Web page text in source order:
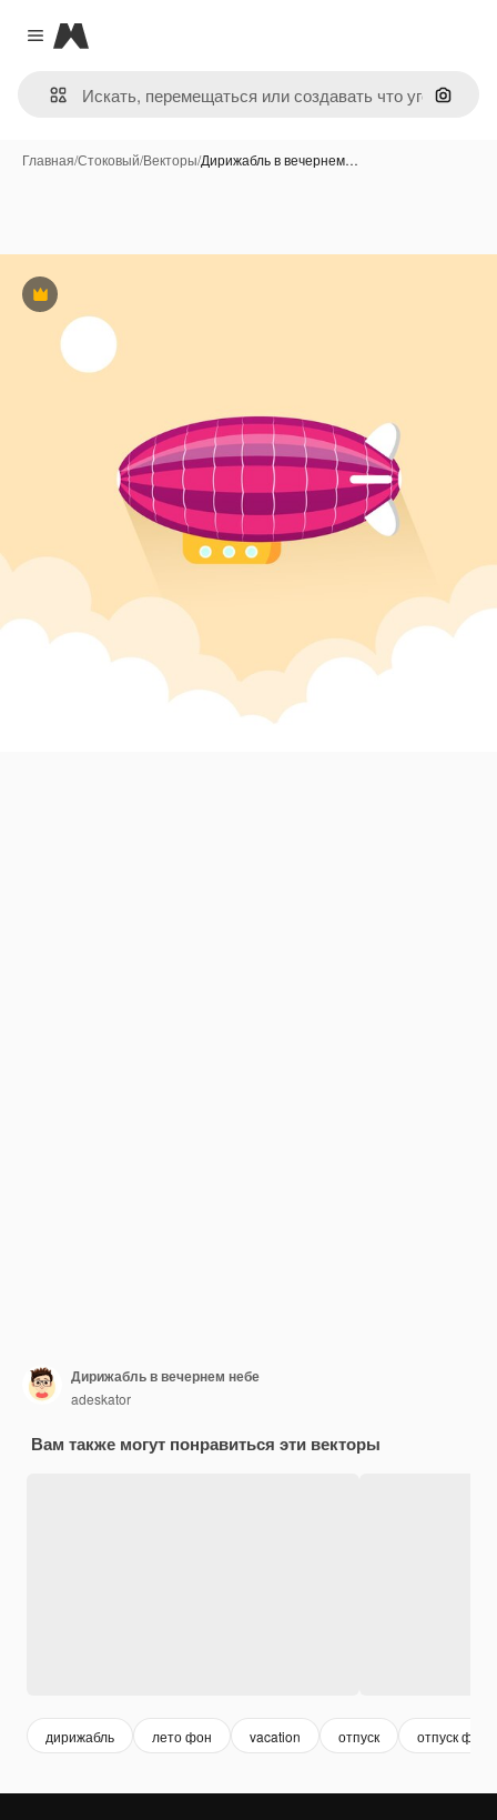
Close menu
Magnific
Поиск
Главная/Стоковый/Векторы/Дирижабль в вечернем…
Премиум
Дирижабль в вечернем небе
adeskator
Вам также могут понравиться эти векторы
дирижабль лето фон vacation отпуск отпуск фон